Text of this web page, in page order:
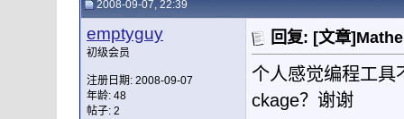
2008-09-07, 22:39
emptyguy
初级会员
注册日期: 2008-09-07
年龄: 48
帖子: 2
回复: [文章
个人感觉编程工具
ckage？谢谢